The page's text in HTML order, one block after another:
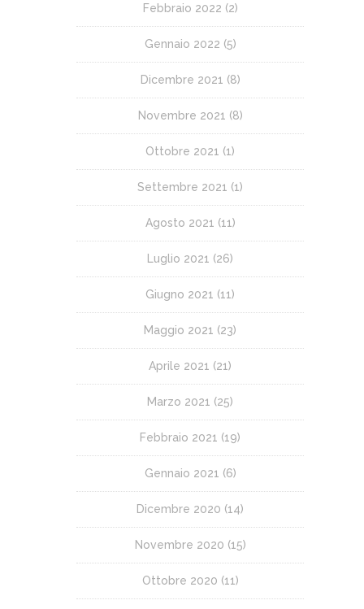
Febbraio 2022 (2)
Gennaio 2022 (5)
Dicembre 2021 (8)
Novembre 2021 (8)
Ottobre 2021 (1)
Settembre 2021 (1)
Agosto 2021 (11)
Luglio 2021 (26)
Giugno 2021 (11)
Maggio 2021 (23)
Aprile 2021 (21)
Marzo 2021 (25)
Febbraio 2021 (19)
Gennaio 2021 (6)
Dicembre 2020 (14)
Novembre 2020 (15)
Ottobre 2020 (11)